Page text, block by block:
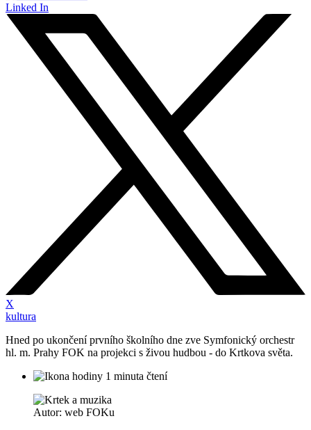
Linked In
X
kultura
Hned po ukončení prvního školního dne zve Symfonický orchestr
hl. m. Prahy FOK na projekci s živou hudbou - do Krtkova světa.
1 minuta čtení
Autor: web FOKu